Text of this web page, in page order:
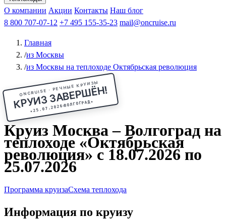
Чебоксарыиз Волгоградаиз Саратова Все города
КазаньВ Нижний НовгородВ ПермьВ Ростов-на-Дону
РыбинскНа СоловкиНа ВалаамПо ОкеПо Енисею
Афанасий Никитин Октябрьская революция
ФединАлександр СвешниковИван
МироновА.С.Попов
О компании Акции Контакты Наш блог
8 800 707-07-12 +7 495 155-35-23 mail@oncruise.ru
Главная
/из Москвы
/из Москвы на теплоходе Октябрьская революция
ONCRUISE · РЕЧНЫЕ КРУИЗЫ
КРУИЗ ЗАВЕРШЁН!
★25.07.2026
ВОЛГОГРАД★
Круиз Москва – Волгоград на
теплоходе «Октябрьская
революция» с 18.07.2026 по
25.07.2026
Программа круизаСхема теплохода
Информация по круизу